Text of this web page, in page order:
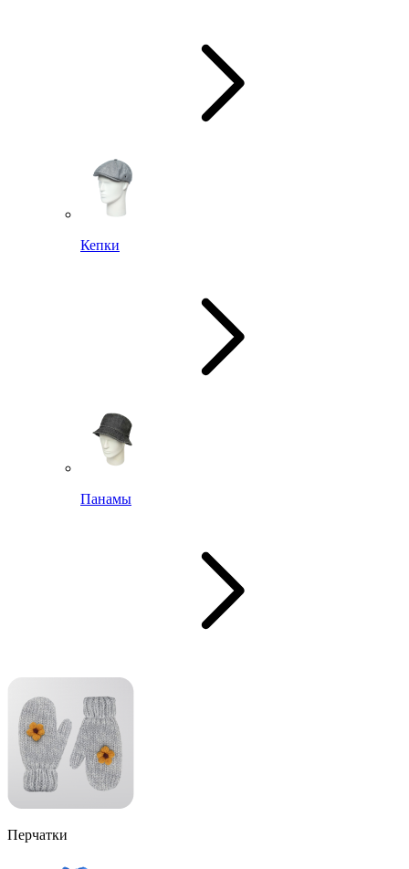
Кепки
Панамы
Перчатки